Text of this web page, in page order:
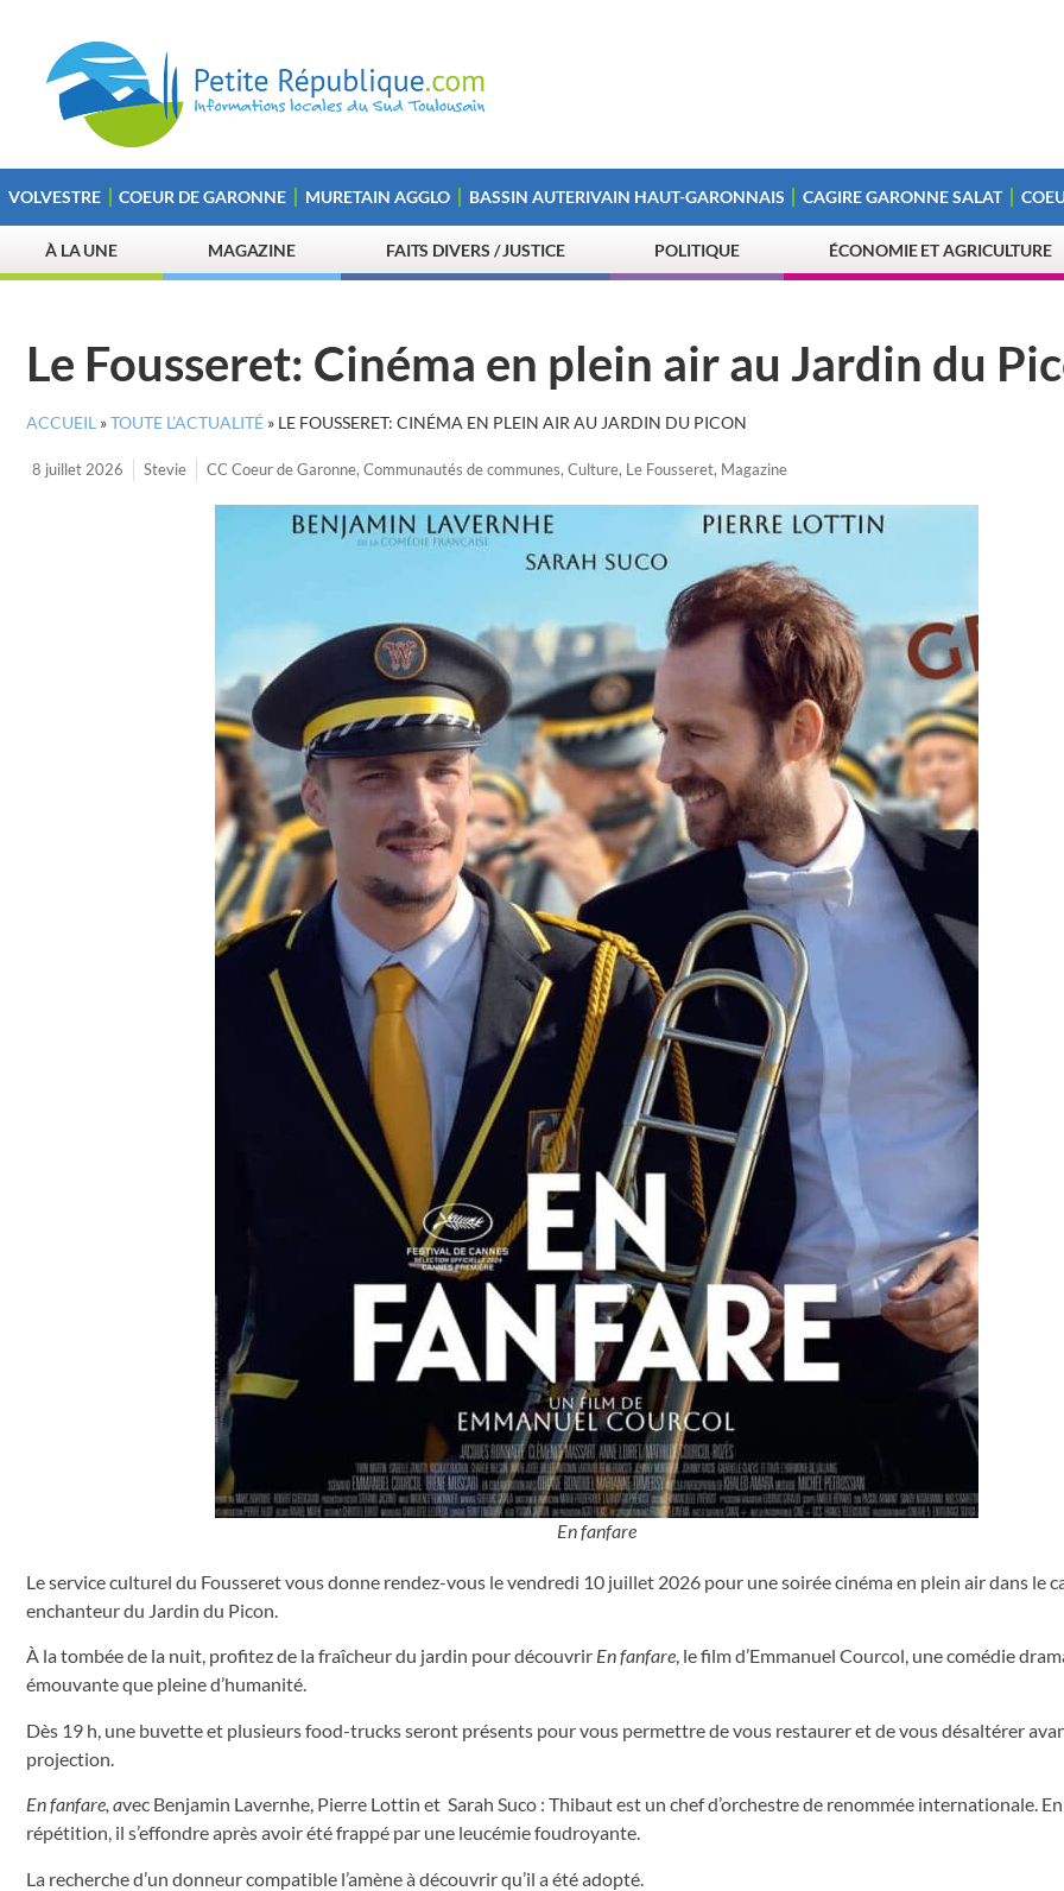
VOLVESTRE COEUR DE GARONNE MURETAIN AGGLO BASSIN AUTERIVAIN HAUT-GARONNAIS CAGIRE GARONNE SALAT
À LA UNE MAGAZINE FAITS DIVERS / JUSTICE POLITIQUE ÉCONOMIE ET AGRICULTURE
Le Fousseret: Cinéma en plein air au Jardin du
ACCUEIL »TOUTE L’ACTUALITÉ » LE FOUSSERET: CINÉMA EN PLEIN AIR AU JARDIN DU PICON
8 juillet 2026 Stevie CC Coeur de Garonne, Communautés de communes, Culture, Le Fousseret, Magazine
En fanfare
Le service culturel du Fousseret vous donne rendez-vous le vendredi 10 juillet 2026 pour une soirée cinéma en plein air dans le
enchanteur du Jardin du Picon.
À la tombée de la nuit, profitez de la fraîcheur du jardin pour découvrir En fanfare, le film d’Emmanuel Courcol, une comédie
émouvante que pleine d’humanité.
Dès 19 h, une buvette et plusieurs food-trucks seront présents pour vous permettre de vous restaurer et de vous désaltérer
projection.
En fanfare, avec Benjamin Lavernhe, Pierre Lottin et Sarah Suco : Thibaut est un chef d’orchestre de renommée internationale.
répétition, il s’effondre après avoir été frappé par une leucémie foudroyante.
La recherche d’un donneur compatible l’amène à découvrir qu’il a été adopté.